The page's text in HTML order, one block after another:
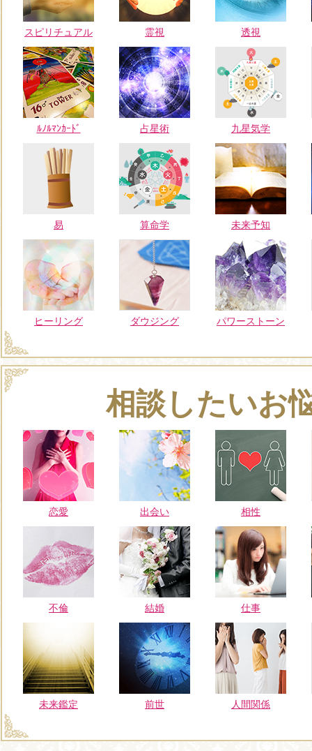
スピリチュアル 霊視 透視
ﾙﾉﾙﾏﾝｶｰﾄﾞ 占星術 九星気学
易 算命学 未来予知
ヒーリング ダウジング パワーストーン
相談したいお
恋愛 出会い 相性
不倫 結婚 仕事
未来鑑定 前世 人間関係